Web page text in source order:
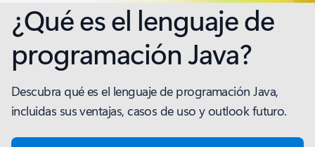
¿Qué es el lenguaje de
programación Java?
Descubra qué es el lenguaje de programación Java,
incluidas sus ventajas, casos de uso y outlook futuro.